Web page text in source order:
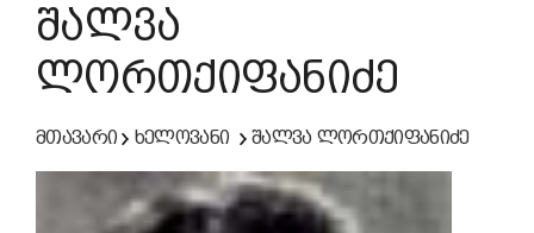
შალვა
ლორთქიფანიძე
მთავარი ხელოვანი შალვა ლორთქიფანიძე